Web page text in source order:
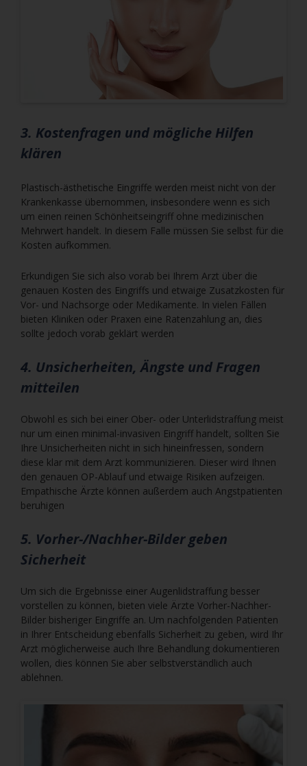
3. Kostenfragen und mögliche Hilfen
klären
Plastisch-ästhetische Eingriffe werden meist nicht von der
Krankenkasse übernommen, insbesondere wenn es sich
um einen reinen Schönheitseingriff ohne medizinischen
Mehrwert handelt. In diesem Falle müssen Sie selbst für die
Kosten aufkommen.
Erkundigen Sie sich also vorab bei Ihrem Arzt über die
genauen Kosten des Eingriffs und etwaige Zusatzkosten für
Vor- und Nachsorge oder Medikamente. In vielen Fällen
bieten Kliniken oder Praxen eine Ratenzahlung an, dies
sollte jedoch vorab geklärt werden
4. Unsicherheiten, Ängste und Fragen
mitteilen
Obwohl es sich bei einer Ober- oder Unterlidstraffung meist
nur um einen minimal-invasiven Eingriff handelt, sollten Sie
Ihre Unsicherheiten nicht in sich hineinfressen, sondern
diese klar mit dem Arzt kommunizieren. Dieser wird Ihnen
den genauen OP-Ablauf und etwaige Risiken aufzeigen.
Empathische Ärzte können außerdem auch Angstpatienten
beruhigen
5. Vorher-/Nachher-Bilder geben
Sicherheit
Um sich die Ergebnisse einer Augenlidstraffung besser
vorstellen zu können, bieten viele Ärzte Vorher-Nachher-
Bilder bisheriger Eingriffe an. Um nachfolgenden Patienten
in Ihrer Entscheidung ebenfalls Sicherheit zu geben, wird Ihr
Arzt möglicherweise auch Ihre Behandlung dokumentieren
wollen, dies können Sie aber selbstverständlich auch
ablehnen.